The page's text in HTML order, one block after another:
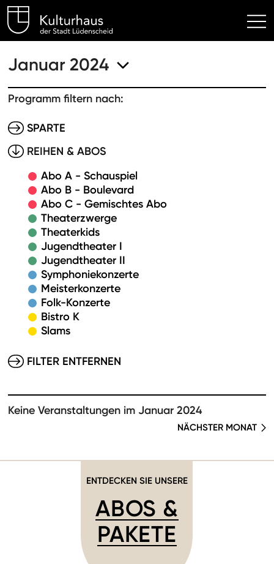
Kulturhaus Lüdenscheid
Januar 2024
Programm filtern nach:
SPARTE
REIHEN & ABOS
Abo A - Schauspiel
Abo B - Boulevard
Abo C - Gemischtes Abo
Theaterzwerge
Theaterkids
Jugendtheater I
Jugendtheater II
Symphoniekonzerte
Meisterkonzerte
Folk-Konzerte
Bistro K
Slams
FILTER ENTFERNEN
Keine Veranstaltungen im Januar 2024
NÄCHSTER MONAT
ENTDECKEN SIE UNSERE
ABOS &
PAKETE